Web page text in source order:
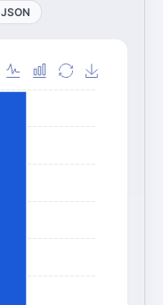
JSON